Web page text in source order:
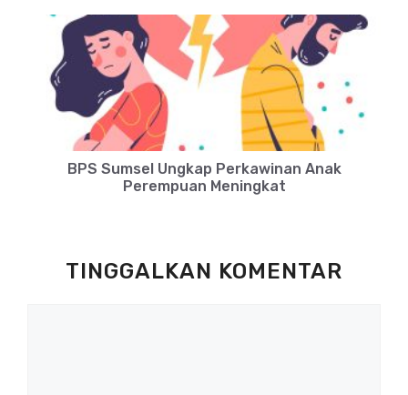
BPS Sumsel Ungkap Perkawinan Anak
Perempuan Meningkat
TINGGALKAN KOMENTAR